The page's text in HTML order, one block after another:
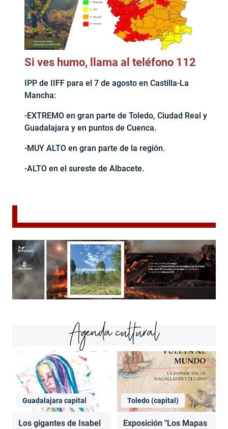
Si ves humo, llama al teléfono 112
IPP de IIFF para el 7 de agosto en Castilla-La
Mancha:
-EXTREMO en gran parte de Toledo, Ciudad Real y
Guadalajara y en puntos de Cuenca.
-MUY ALTO en gran parte de la región.
-ALTO en el sureste de Albacete.
Agenda cultural
Guadalajara capital
Los gigantes de Isabel
Toledo (capital)
Exposición "Los Mapas